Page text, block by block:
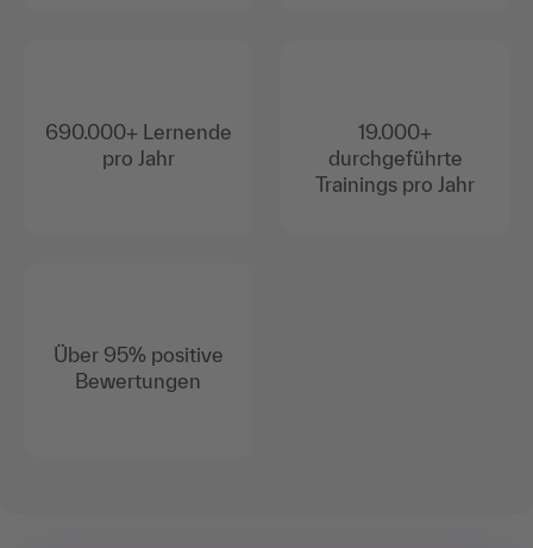
690.000+ Lernende
pro Jahr
Über 95% positive
Bewertungen
19.000+
durchgeführte
Trainings pro Jahr